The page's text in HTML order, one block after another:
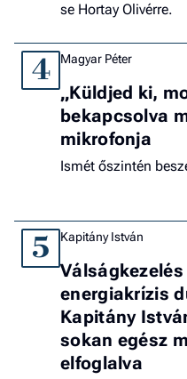
se Hortay Olivérre.
4 Magyar Péter
„Küldjed ki,
bekapcsolva
mikrofonja
Ismét őszintén
5 Kapitány István
energiakrízis
Kapitány
sokan egész
elfoglalva